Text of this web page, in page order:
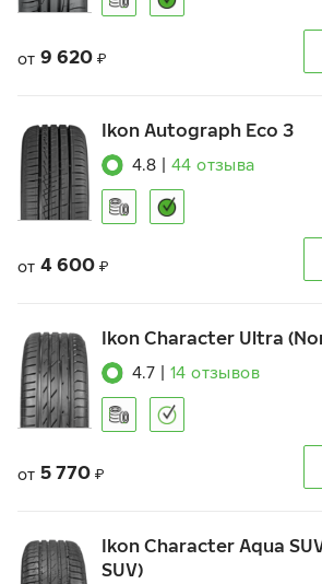
от 9 620 ₽
Ikon Autograph Eco 3
4.8 44 отзыва
от 4 600 ₽
Ikon Character Ultra
4.7 14 отзывов
от 5 770 ₽
Ikon Character Aqua
SUV)